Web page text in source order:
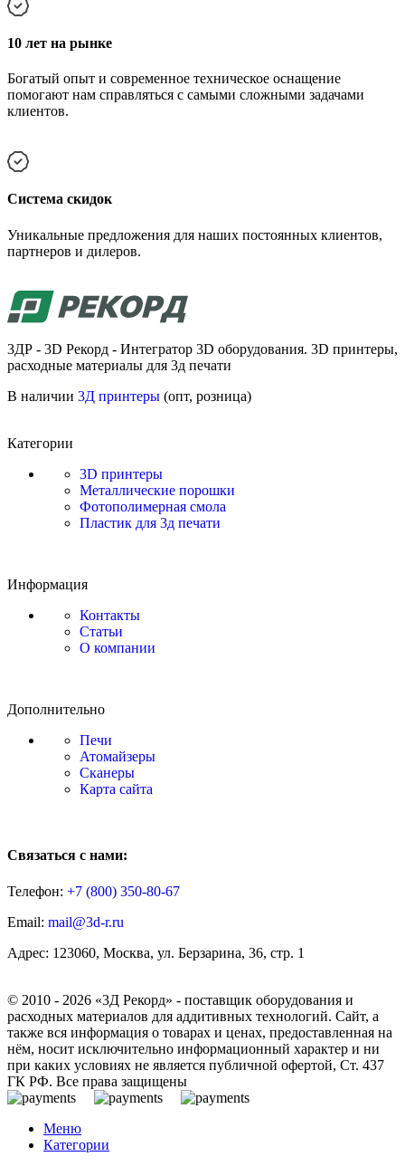
10 лет на рынке
Богатый опыт и современное техническое оснащение
помогают нам справляться с самыми сложными задачами
клиентов.
Cистема скидок
Уникальные предложения для наших постоянных клиентов,
партнеров и дилеров.
3ДР - 3D Рекорд - Интегратор 3D оборудования. 3D принтеры,
расходные материалы для 3д печати
В наличии 3Д принтеры (опт, розница)
Категории
3D принтеры
Металлические порошки
Фотополимерная смола
Пластик для 3д печати
Информация
Контакты
Статьи
О компании
Дополнительно
Печи
Атомайзеры
Сканеры
Карта сайта
Связаться с нами:
Телефон: +7 (800) 350-80-67
Email: mail@3d-r.ru
Адрес: 123060, Москва, ул. Берзарина, 36, стр. 1
© 2010 - 2026 «3Д Рекорд» - поставщик оборудования и
расходных материалов для аддитивных технологий. Сайт, а
также вся информация о товарах и ценах, предоставленная на
нём, носит исключительно информационный характер и ни
при каких условиях не является публичной офертой, Ст. 437
ГК РФ. Все права защищены
Меню
Категории